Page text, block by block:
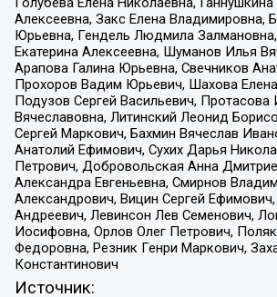
Алексеевна, Закс Елена Владимировна,
Юрьевна, Гендель Людмила
Екатерина Алексеевна, Шуманов Илья
Арапова Галина Юрьевна, Свечников
Прохоров Вадим Юрьевич, Шахова
Подузов Сергей Васильевич, Протасова
Вячеславовна, Литинский Леонид
Сергей Маркович, Бахмин Вячеслав
Анатолий Ефимович, Сухих Дарья
Петрович, Добровольская Анна
Александра Евгеньевна, Смирнов
Александрович, Вицин Сергей
Андреевич, Левинсон Лев Семенович,
Иосифовна, Орлов Олег Петрович,
Федоровна, Резник Генри Маркович,
Константинович
Источник: